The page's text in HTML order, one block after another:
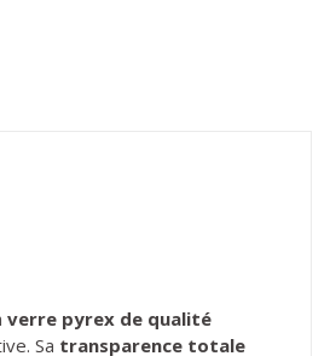
verre pyrex de qualité
Sa transparence totale